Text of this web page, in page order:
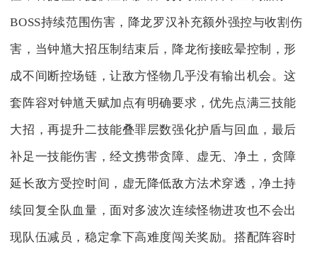
BOSS持续范围伤害，降龙罗汉补充额外强控与收割伤
害，当钟馗大招压制结束后，降龙衔接眩晕控制，形
成不间断控场链，让敌方怪物几乎没有输出机会。这
套阵容对钟馗天赋加点有明确要求，优先点满三技能
大招，再提升二技能叠罪层数强化护盾与回血，最后
补足一技能伤害，经文携带贪障、虚无、净土，贪障
延长敌方受控时间，虚无降低敌方法术穿透，净土持
续回复全队血量，面对多波次连续怪物进攻也不会出
现队伍减员，稳定拿下高难度闯关奖励。搭配阵容时